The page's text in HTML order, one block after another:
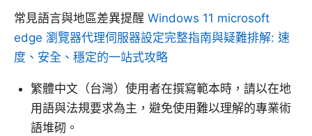
常見語言與地區差異提醒 Windows 11 microsoft
edge 瀏覽器代理伺服器設定完整指南與疑難排解: 速
度、安全、穩定的一站式攻略
繁體中文（台灣）使用者在撰寫範本時，請以在地
用語與法規要求為主，避免使用難以理解的專業術
語堆砌。